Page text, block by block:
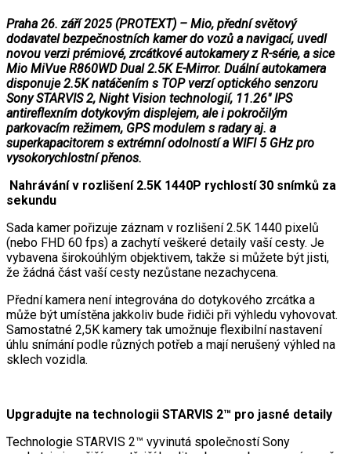
Praha 26. září 2025 (PROTEXT) – Mio, přední světový
dodavatel bezpečnostních kamer do vozů a navigací, uvedl
novou verzi prémiové, zrcátkové autokamery z R-série, a sice
Mio MiVue R860WD Dual 2.5K E-Mirror. Duální autokamera
disponuje 2.5K natáčením s TOP verzí optického senzoru
Sony STARVIS 2, Night Vision technologií, 11.26″ IPS
antireflexním dotykovým displejem, ale i pokročilým
parkovacím režimem, GPS modulem s radary aj. a
superkapacitorem s extrémní odolností a WIFI 5 GHz pro
vysokorychlostní přenos.
Nahrávání v rozlišení 2.5K 1440P rychlostí 30 snímků za
sekundu
Sada kamer pořizuje záznam v rozlišení 2.5K 1440 pixelů
(nebo FHD 60 fps) a zachytí veškeré detaily vaší cesty. Je
vybavena širokoúhlým objektivem, takže si můžete být jisti,
že žádná část vaší cesty nezůstane nezachycena.
Přední kamera není integrována do dotykového zrcátka a
může být umístěna jakkoliv bude řidiči při výhledu vyhovovat.
Samostatné 2,5K kamery tak umožnuje flexibilní nastavení
úhlu snímání podle různých potřeb a mají nerušený výhled na
sklech vozidla.
Upgradujte na technologii STARVIS 2™ pro jasné detaily
Technologie STARVIS 2™ vyvinutá společností Sony